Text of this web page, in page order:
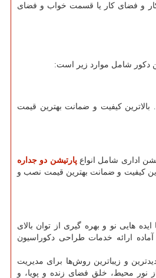
کار و فضای کار یا قسمت خواب و فضای
دکور شامل موارد زیر است:
. بالاترین کیفیت و ضمانت بهترین قیمت
اداری شامل انواعپارتیشن دو جداره
کیفیت و ضمانت بهترین قیمت نصب و
هایی نو و بهره گیری از توان بالای
ارائه خدمات طراحی دکوراسیون
و زیباترین روش‌ها برای مدیریت
نور محیط، خلق فضای زنده و پویا، و